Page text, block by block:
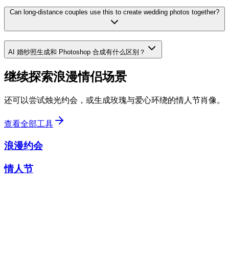
Can long-distance couples use this to create wedding photos together?
AI 婚纱照生成和 Photoshop 合成有什么区别？
继续探索浪漫情侣场景
还可以尝试烛光约会，或生成玫瑰与爱心环绕的情人节肖像。
查看全部工具
浪漫约会
情人节